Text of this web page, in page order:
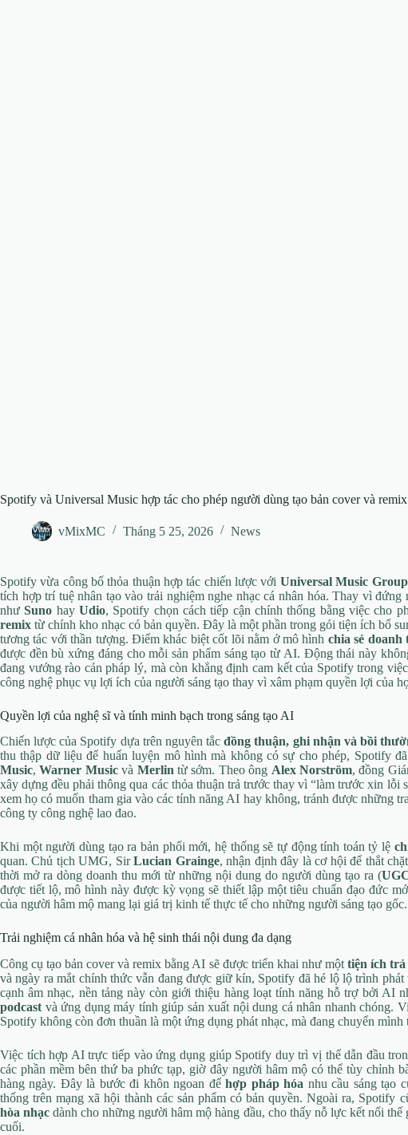
Spotify và Universal Music hợp tác cho phép người dùng tạo bản cover và
vMixMC Tháng 5 25, 2026 News
Spotify vừa công bố thỏa thuận hợp tác chiến lược với Universal Music
tích hợp trí tuệ nhân tạo vào trải nghiệm nghe nhạc cá nhân hóa. Thay vì
nhưSuno hayUdio, Spotify chọn cách tiếp cận chính thống bằng việc cho
remix từ chính kho nhạc có bản quyền. Đây là một phần trong gói tiện ích bổ
tương tác với thần tượng. Điểm khác biệt cốt lõi nằm ở mô hình chia sẻ doanh
được đền bù xứng đáng cho mỗi sản phẩm sáng tạo từ AI. Động thái này
đang vướng rào cản pháp lý, mà còn khẳng định cam kết của Spotify trong
công nghệ phục vụ lợi ích của người sáng tạo thay vì xâm phạm quyền lợi của
Quyền lợi của nghệ sĩ và tính minh bạch trong sáng tạo AI
Chiến lược của Spotify dựa trên nguyên tắcđồng thuận, ghi nhận và bồi
thu thập dữ liệu để huấn luyện mô hình mà không có sự cho phép, Spotify
Music,Warner Musicvà Merlintừ sớm. Theo ông Alex Norström, đồng
xây dựng đều phải thông qua các thỏa thuận trả trước thay vì “làm trước xin lỗi
xem họ có muốn tham gia vào các tính năng AI hay không, tránh được những
công ty công nghệ lao đao.
Khi một người dùng tạo ra bản phối mới, hệ thống sẽ tự động tính toán tỷ lệ
quan. Chủ tịch UMG, SirLucian Grainge, nhận định đây là cơ hội để thắt
thời mở ra dòng doanh thu mới từ những nội dung do người dùng tạo ra (
được tiết lộ, mô hình này được kỳ vọng sẽ thiết lập một tiêu chuẩn đạo đức
của người hâm mộ mang lại giá trị kinh tế thực tế cho những người sáng tạo gốc.
Trải nghiệm cá nhân hóa và hệ sinh thái nội dung đa dạng
Công cụ tạo bản cover và remix bằng AI sẽ được triển khai như một tiện ích
và ngày ra mắt chính thức vẫn đang được giữ kín, Spotify đã hé lộ lộ trình phát
cạnh âm nhạc, nền tảng này còn giới thiệu hàng loạt tính năng hỗ trợ bởi AI
podcast và ứng dụng máy tính giúp sản xuất nội dung cá nhân nhanh chóng.
Spotify không còn đơn thuần là một ứng dụng phát nhạc, mà đang chuyển mình
Việc tích hợp AI trực tiếp vào ứng dụng giúp Spotify duy trì vị thế dẫn đầu
các phần mềm bên thứ ba phức tạp, giờ đây người hâm mộ có thể tùy chỉnh
hàng ngày. Đây là bước đi khôn ngoan đểhợp pháp hóa nhu cầu sáng tạo
thống trên mạng xã hội thành các sản phẩm có bản quyền. Ngoài ra, Spotify
hòa nhạc dành cho những người hâm mộ hàng đầu, cho thấy nỗ lực kết nối
cuối.